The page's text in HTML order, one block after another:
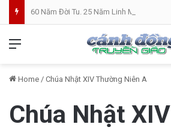
Home / Chúa Nhật XIV Thường Niên A
Chúa Nhật XIV